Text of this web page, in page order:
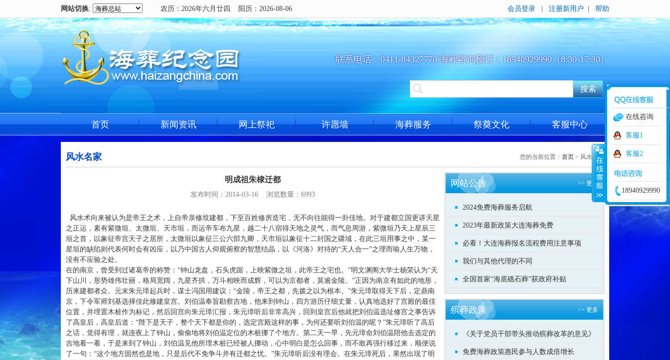
网站切换: 农历：2026年六月廿四 阳历：2026-08-06 会员登录 注册新用户 帮助
联系电话：0411-84327770 海葬咨询预订：18940929990（8:30-17:30）
首页 新闻资讯 网上祭祀 许愿墙 海葬服务 祭奠文化 客服中心
风水名家 您的当前位置： 首页 > 风水名家
明成祖朱棣迁都
发布时间：2014-03-16 浏览数量：6993
风水术向来被认为是帝王之术，上自帝亲修坟建都，下至百姓修房造宅，无不向往能得一卦佳地。对于建都立国更讲天星
之正运，素有紫微垣、太微垣、天市垣，而运帝车布九星，越二十八宿得天地之灵气，而气息周游，紫微垣乃天上星辰三
垣之首，以象征帝宫天子之居所，太微垣以象征三公六部九卿，天市垣以象征十二封国之疆域，在此三垣用事之中，某一
星垣的缺陷则代表何时会有凶应，以乃中国古人仰观俯察的智慧结晶，以《河洛》对待的“天人合一”之理而喻人生万物，
没有不应验之处。
在的南京，曾受到过诸葛帝的称赞：“钟山龙盘，石头虎踞，上映紫微之垣，此帝王之宅也。”明文渊阁大学士杨荣认为“天
下山川，形势雄伟壮丽，格局宽阔，九星齐拱，万斗相映而成辉，可以为京都者，莫逾金陵。”正因为南京有如此的地形，
历来建都者众。元末朱元璋起兵时，谋士冯国用建议：“金陵，帝王之都，先拨之以为根本。”朱元璋取得天下后，定鼎南
京，下令军师刘基选择佳此修建皇宫。刘伯温奉旨勘察吉地，他来到钟山，四方游历仔细丈量，认真地选好了宫殿的最佳
位置，并埋置木桩作为标记，然后回宫向朱元璋汇报，朱元璋听后非常高兴，回到皇宫后他就把刘伯温选址修宫之事告诉
了高皇后，高皇后道：“陛下是天子，整个天下都是你的，选定宫殿这样的事，为何还要听刘伯温的呢？”朱元璋听了高后
之话，觉得有理，就连夜上了钟山，偷偷地将刘伯温定位的木桩挪了个地方。第二天一早，先元璋命刘伯温陪他去选定的
吉地看一看，于是来到了钟山，刘伯温见他所埋木桩已经被人挪动，心中明白是怎么回事，而不敢再强行移过来，顺便说
了一句：“这个地方固然也是地，只是后代不免争斗并有迁都之忧。”朱元璋听后没有理会。在朱元璋死后，果然出现了明
网站公告 >> 更多
2024免费海葬服务启航
2023年最新政策大连海葬免费
必看！大连海葬报名流程费用注意事项
我们与其他代理的不同
全国首家“海底礁石葬”获政府补贴
殡葬政策 >> 更多
《关于党员干部带头推动殡葬改革的意见》
免费海葬政策惠民参与人数成倍增长
在线咨询
客服1
客服2
18940929990